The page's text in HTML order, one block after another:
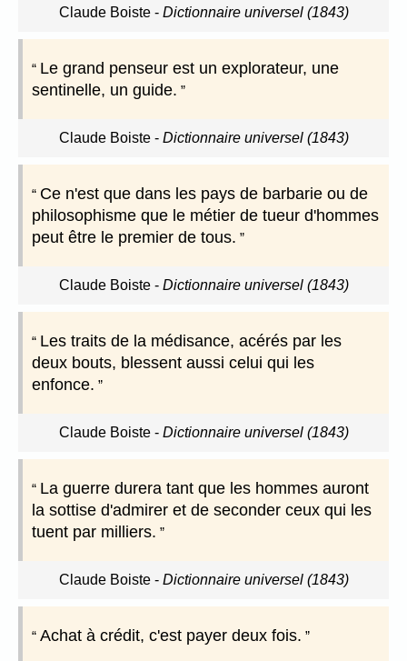
Claude Boiste- Dictionnaire universel (1843)
Le grand penseur est un explorateur, une
sentinelle, un guide.
Claude Boiste- Dictionnaire universel (1843)
Ce n'est que dans les pays de barbarie ou de
philosophisme que le métier de tueur d'hommes
peut être le premier de tous.
Claude Boiste- Dictionnaire universel (1843)
Les traits de la médisance, acérés par les
deux bouts, blessent aussi celui qui les
enfonce.
Claude Boiste- Dictionnaire universel (1843)
La guerre durera tant que les hommes auront
la sottise d'admirer et de seconder ceux qui les
tuent par milliers.
Claude Boiste- Dictionnaire universel (1843)
Achat à crédit, c'est payer deux fois.